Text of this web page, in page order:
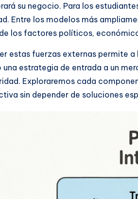
su negocio. Para los
Entre los modelos más
los factores políticos,
estas fuerzas externas permite
una estrategia de entrada a un
Exploraremos cada
sin depender de soluciones